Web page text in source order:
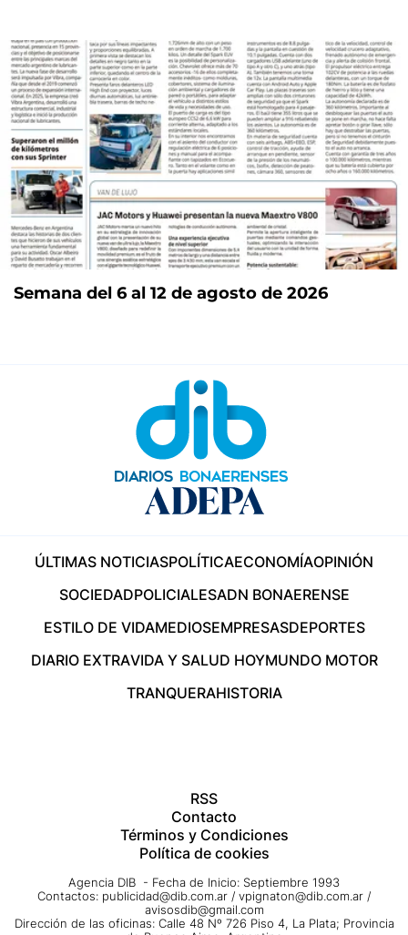
Semana del 6 al 12 de agosto de 2026
ÚLTIMAS NOTICIASPOLÍTICAECONOMÍAOPINIÓN
SOCIEDADPOLICIALESADN BONAERENSE
ESTILO DE VIDAMEDIOSEMPRESASDEPORTES
DIARIO EXTRAVIDA Y SALUD HOYMUNDO MOTOR
TRANQUERAHISTORIA
RSS
Contacto
Términos y Condiciones
Política de cookies
Agencia DIB - Fecha de Inicio: Septiembre 1993
Contactos: publicidad@dib.com.ar / vpignaton@dib.com.ar /
avisosdib@gmail.com
Dirección de las oficinas: Calle 48 Nº 726 Piso 4, La Plata; Provincia